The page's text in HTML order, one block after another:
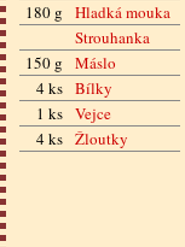
180 g
Hladká mouka
Strouhanka
150 g
Máslo
4 ks Bílky
1 ks Vejce
4 ks Žloutky